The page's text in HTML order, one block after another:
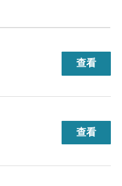
查看
查看